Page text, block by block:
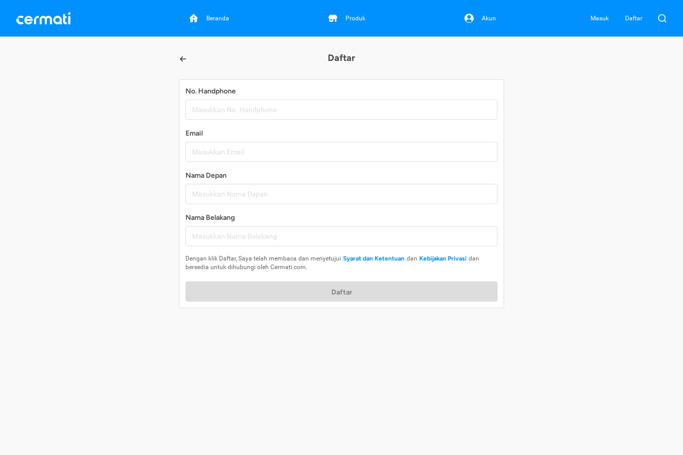
Beranda Produk Akun Masuk Daftar
Daftar
No. Handphone
Email
Nama Depan
Nama Belakang
Dengan klik Daftar, Saya telah membaca dan menyetujui Syarat dan Ketentuan dan Kebijakan Privasi dan
bersedia untuk dihubungi oleh Cermati.com.
Daftar